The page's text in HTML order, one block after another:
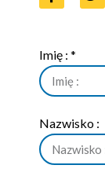
Imię : *
Nazwisko :